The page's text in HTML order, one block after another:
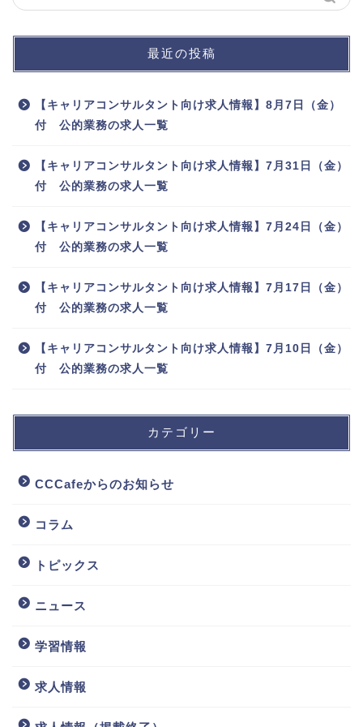
最近の投稿
【キャリアコンサルタント向け求人情報】8月7日（金）
付 公的業務の求人一覧
【キャリアコンサルタント向け求人情報】7月31日（金）
付 公的業務の求人一覧
【キャリアコンサルタント向け求人情報】7月24日（金）
付 公的業務の求人一覧
【キャリアコンサルタント向け求人情報】7月17日（金）
付 公的業務の求人一覧
【キャリアコンサルタント向け求人情報】7月10日（金）
付 公的業務の求人一覧
カテゴリー
CCCafeからのお知らせ
コラム
トピックス
ニュース
学習情報
求人情報